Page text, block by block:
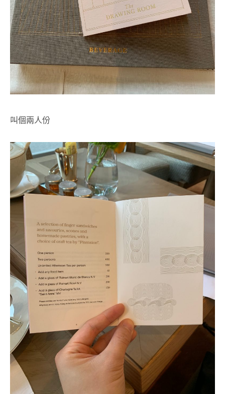
叫個兩人份